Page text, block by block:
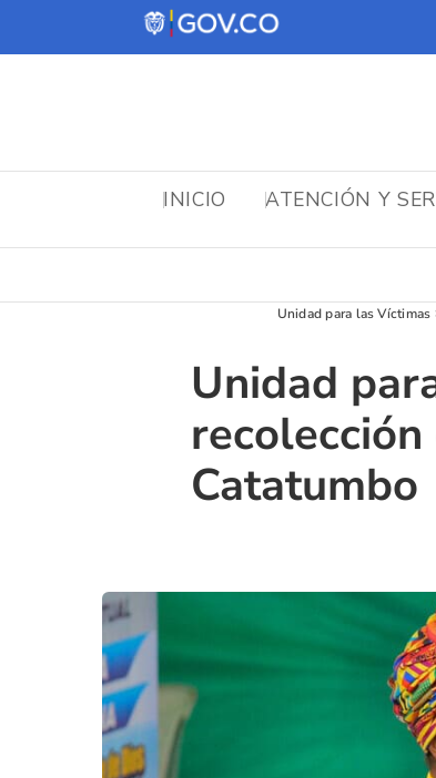
INICIO ATENCIÓN Y
Unidad para las Víctimas
Unidad
Catatumbo